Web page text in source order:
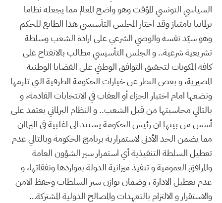
السياسي التونسي المؤقت وهو واضح المعالم مما يجعله نظاما
برلمانيا بامتياز وقد اختار المجلس التأسيسي هذا الطابع للحكم
وهو سيّد نفسه والوصي الشرعي على ارادة الشعب وسلطة
تشريعية شرعية.. و الجلس التأسيسي مطالب بالانفتاح على
كافة المكونات لتحقيق التوافق الوطني على القضايا الوطنية
المصيرية، و بغض النظر عن خيارات الحكومة الظرفية التي تلزمها
وتضعها امام اختبار الجزاء أو العقاب في الانتخابات القادمة، و
بالتالي محاسبتها من قبل الشعب.. و النظام البرلماني يعتمد على
أسس من بينها ان رئيس الحكومة يستند الى اغلبية في البرلمان
مما يضمن الحد الأدنى لاستمرارية برنامج الحكومة وبالتالي عدم
تعطيل السلطة التنفيذية أي استمرار سير الشؤون العامة
والمرافق العمومية و تنفيذ ميزانية الدولة بمواردها ونفقاتها، و
عدم تعطيل الادارة ، وضمان توازن سير السلطات وحفظ الامن
والاستقرار و الالتزام بالتعهدات والمصالح الدولية المشتركة…